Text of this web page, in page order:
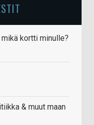
kortti minulle?
& muut maan